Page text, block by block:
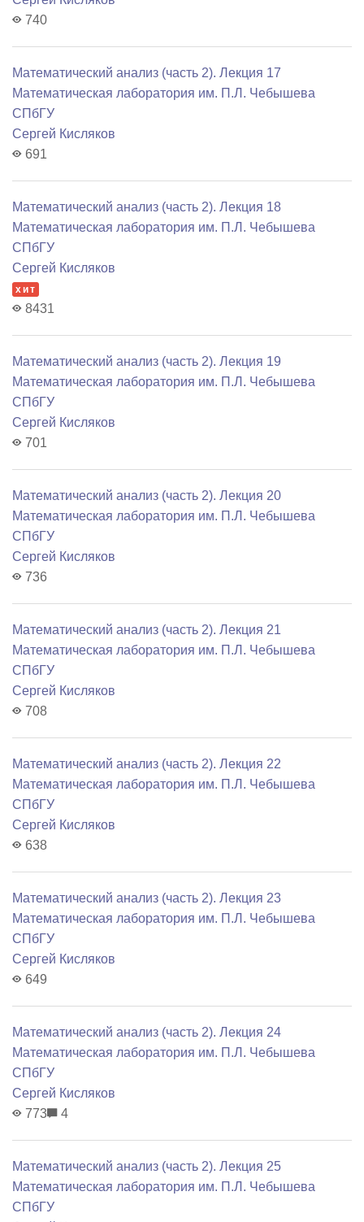
740
Математический анализ (часть 2). Лекция 17
Математичеcкая лаборатория им. П.Л. Чебышева
СПбГУ
Сергей Кисляков
691
Математический анализ (часть 2). Лекция 18
Математичеcкая лаборатория им. П.Л. Чебышева
СПбГУ
Сергей Кисляков
хит
8431
Математический анализ (часть 2). Лекция 19
Математичеcкая лаборатория им. П.Л. Чебышева
СПбГУ
Сергей Кисляков
701
Математический анализ (часть 2). Лекция 20
Математичеcкая лаборатория им. П.Л. Чебышева
СПбГУ
Сергей Кисляков
736
Математический анализ (часть 2). Лекция 21
Математичеcкая лаборатория им. П.Л. Чебышева
СПбГУ
Сергей Кисляков
708
Математический анализ (часть 2). Лекция 22
Математичеcкая лаборатория им. П.Л. Чебышева
СПбГУ
Сергей Кисляков
638
Математический анализ (часть 2). Лекция 23
Математичеcкая лаборатория им. П.Л. Чебышева
СПбГУ
Сергей Кисляков
649
Математический анализ (часть 2). Лекция 24
Математичеcкая лаборатория им. П.Л. Чебышева
СПбГУ
Сергей Кисляков
773
4
Математический анализ (часть 2). Лекция 25
Математичеcкая лаборатория им. П.Л. Чебышева
СПбГУ